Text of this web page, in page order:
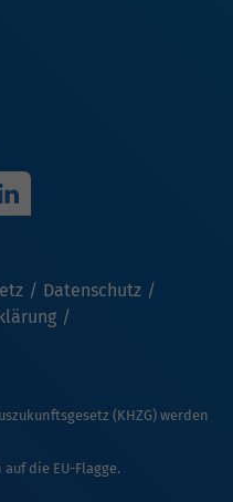
Datenschutz
(KHZG) werden
die EU-Flagge.